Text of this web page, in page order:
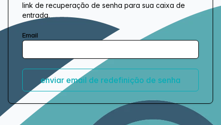
link de recuperação de senha para sua caixa de
entrada.
Email